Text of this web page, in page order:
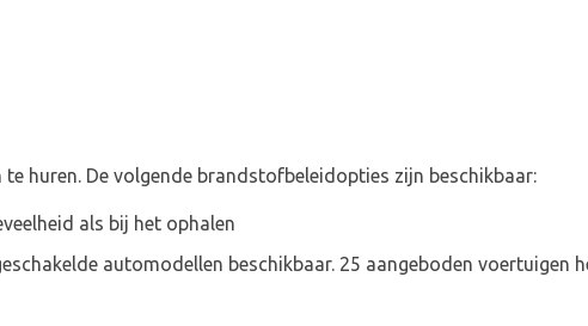
huren. De volgende brandstofbeleidopties zijn beschikbaar:
als bij het ophalen
automodellen beschikbaar. 25 aangeboden voertuigen